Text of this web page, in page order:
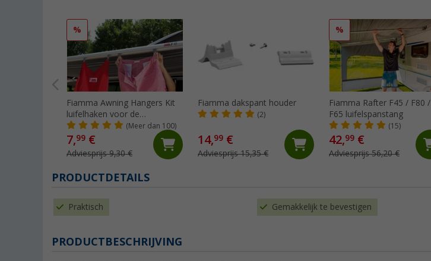
%
Fiamma Awning Hangers Kit
luifelhaken voor de
peesgeleider
(Meer dan 100)
7,99 €
Adviesprijs 9,30 €
Fiamma dakspant houder
(2)
14,99 €
Adviesprijs 15,35 €
%
Fiamma Rafter F45 / F80 /
F65 luifelspanstang
(15)
42,99 €
Adviesprijs 56,20 €
PRODUCTDETAILS
Praktisch Gemakkelijk te bevestigen
PRODUCTBESCHRIJVING